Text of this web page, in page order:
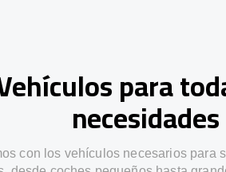
para
necesidades
con los vehículos necesarios para